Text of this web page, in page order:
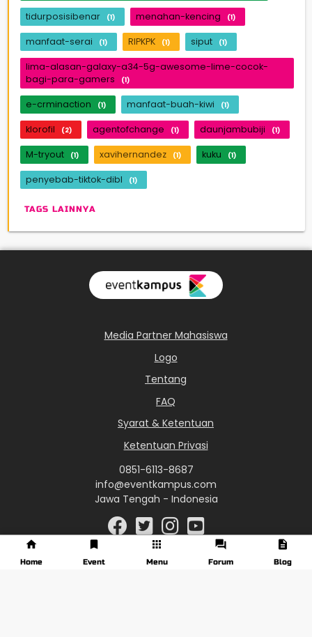
tidurposisibenar (1) menahan-kencing (1)
manfaat-serai (1) RIPKPK (1) siput (1)
lima-alasan-galaxy-a34-5g-awesome-lime-cocok-
bagi-para-gamers
(1)
e-crminaction (1) manfaat-buah-kiwi (1)
klorofil (2) agentofchange (1) daunjambubiji (1)
M-tryout (1) xavihernandez (1) kuku (1)
penyebab-tiktok-dibl (1)
TAGS LAINNYA
Media Partner Mahasiswa
Logo
Tentang
FAQ
Syarat & Ketentuan
Ketentuan Privasi
0851-6113-8687
info@eventkampus.com
Jawa Tengah - Indonesia
Home Event Menu Forum Blog